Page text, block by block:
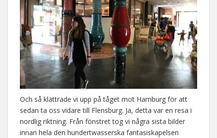
Och så klättrade vi upp på tåget mot Hamburg för att
sedan ta oss vidare till Flensburg. Ja, detta var en resa i
nordlig riktning. Från fönstret tog vi några sista bilder
innan hela den hundertwasserska fantasiskapelsen